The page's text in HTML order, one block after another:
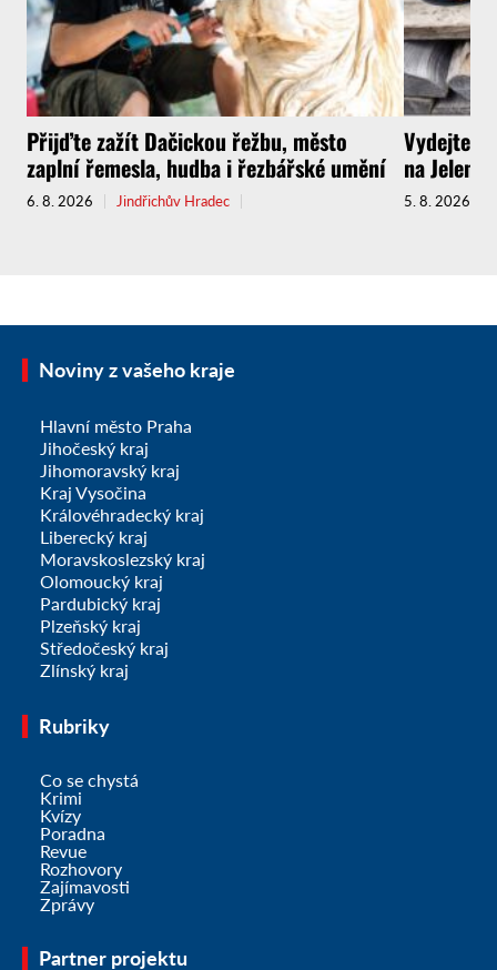
Přijďte zažít Dačickou řežbu, město
zaplní řemesla, hudba i řezbářské umění
6. 8. 2026 Jindřichův Hradec
Vydejte
na
5. 8. 2026
Noviny z vašeho kraje
Hlavní město Praha
Jihočeský kraj
Jihomoravský kraj
Kraj Vysočina
Královéhradecký kraj
Liberecký kraj
Moravskoslezský kraj
Olomoucký kraj
Pardubický kraj
Plzeňský kraj
Středočeský kraj
Zlínský kraj
Rubriky
Co se chystá
Krimi
Kvízy
Poradna
Revue
Rozhovory
Zajímavosti
Zprávy
Partner projektu